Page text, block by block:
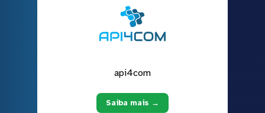
api4com
Saiba mais →